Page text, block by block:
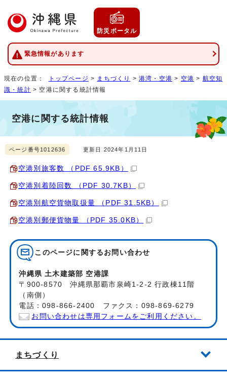
防災ポータル
緊急情報があります
現在の位置： トップページ > まちづくり >港湾・空港 > 空港 > 航空知
識・統計 > 空港に関する統計情報
空港に関する統計情報
ページ番号1012636 更新日 2024年1月11日
空港別旅客数 （PDF 65.9KB）
空港別着陸回数 （PDF 30.7KB）
空港別航空貨物取扱量 （PDF 31.5KB）
空港別郵便貨物量 （PDF 35.0KB）
このページに関する お問い合わせ
沖縄県 土木建築部 空港課
〒900-8570 沖縄県那覇市泉崎1-2-2 行政棟11階
（南側）
電話：098-866-2400 ファクス：098-869-6279
お問い合わせは専用フォームをご利用ください。
まちづくり